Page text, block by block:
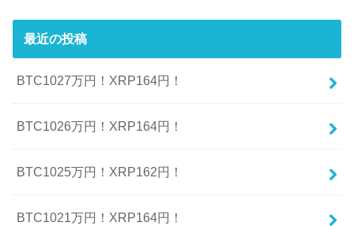
最近の投稿
BTC1027万円！XRP164円！
BTC1026万円！XRP164円！
BTC1025万円！XRP162円！
BTC1021万円！XRP164円！